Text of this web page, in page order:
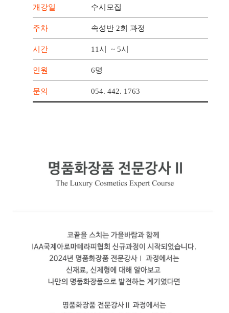
개강일 수시모집
주차 속성반 2회 과정
시간 11시 ~ 5시
인원 6명
문의 054. 442. 1763